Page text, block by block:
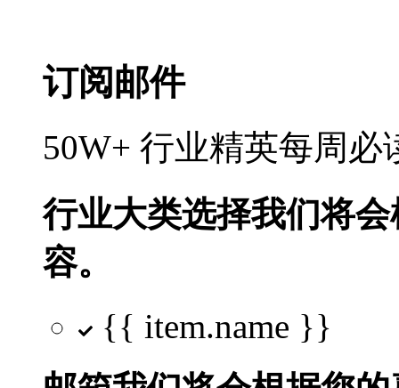
订阅邮件
50W+ 行业精英每周
行业大类选择我们将
容。
{{ item.name }}